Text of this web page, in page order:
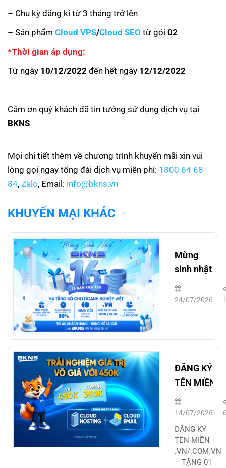
– Chu kỳ đăng kí từ 3 tháng trở lên
– Sản phẩm Cloud VPS/Cloud SEO từ gói 02
*Thời gian áp dụng:
Từ ngày 10/12/2022 đến hết ngày 12/12/2022
Cảm ơn quý khách đã tin tưởng sử dụng dịch vụ tại
BKNS
Mọi chi tiết thêm về chương trình khuyến mãi xin vui
lòng gọi ngay tổng đài dịch vụ miễn phí: 1800 64 68
84, Zalo, Email: info@bkns.vn
KHUYẾN MẠI KHÁC
Mừng
sinh nhật
BKNS 16
tuổi
24/07/2026
ĐĂNG KÝ
TÊN MIỀN
.VN/
– TẶNG 01
NĂM
HOSTING
HOẶC
14/07/2026
ĐĂNG KÝ
TÊN MIỀN
.VN/.COM.VN
– TẶNG 01